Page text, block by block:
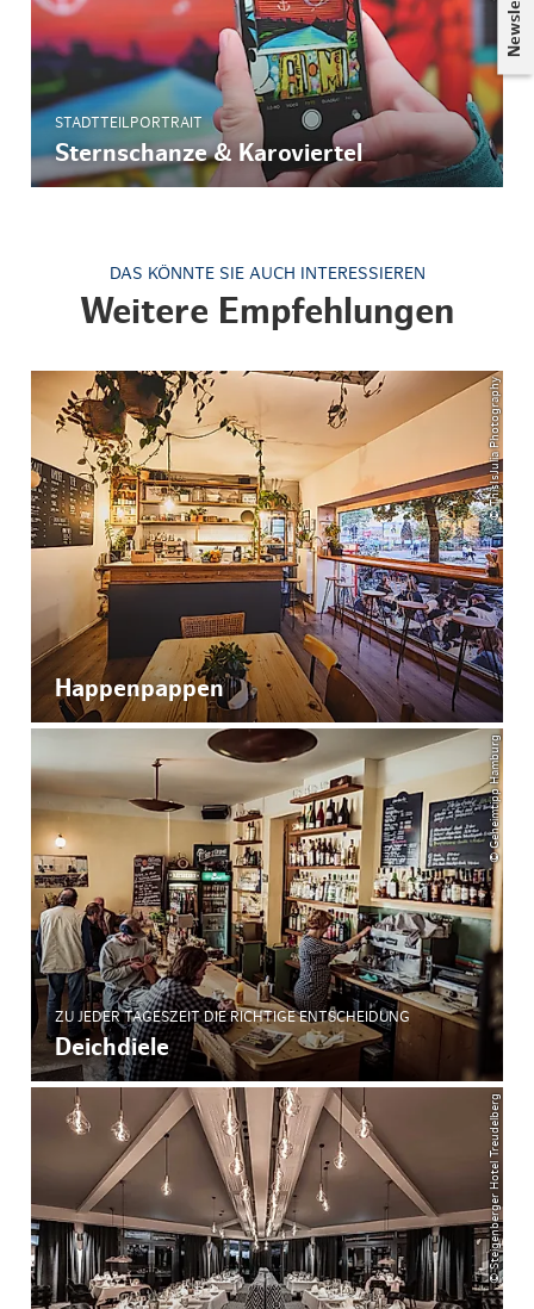
STADTTEILPORTRAIT
Sternschanze & Karoviertel
DAS KÖNNTE SIE AUCH INTERESSIEREN
Weitere Empfehlungen
© ThisIsJulia Photography
Happenpappen
© Geheimtipp Hamburg
ZU JEDER TAGESZEIT DIE RICHTIGE ENTSCHEIDUNG
Deichdiele
© Steigenberger Hotel Treudelberg